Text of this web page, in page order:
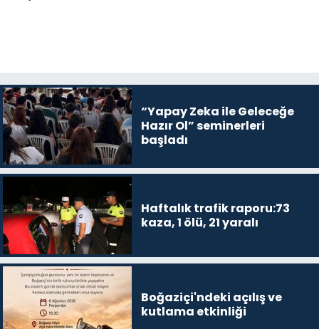
“Yapay Zeka ile Geleceğe
Hazır Ol” seminerleri
başladı
Haftalık trafik raporu:73
kaza, 1 ölü, 21 yaralı
Boğaziçi'ndeki açılış ve
kutlama etkinliği